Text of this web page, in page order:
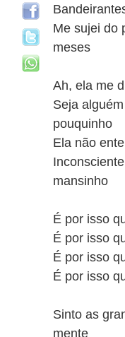
Me sujei do
meses
Ah, ela me
Seja
pouquinho
Ela não
mansinho
É por isso
É por isso
É por isso
É por isso
Sinto as
mente